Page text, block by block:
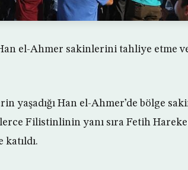
el-Ahmer sakinlerini tahliye etme
yaşadığı Han el-Ahmer’de bölge
Filistinlinin yanı sıra Fetih